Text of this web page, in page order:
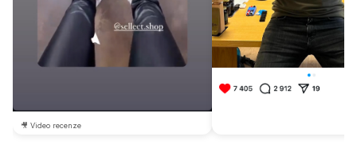
🎥 Video recenze